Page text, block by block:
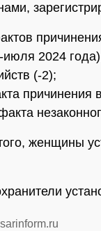
июля 2024
(-2);
причинения
женщины